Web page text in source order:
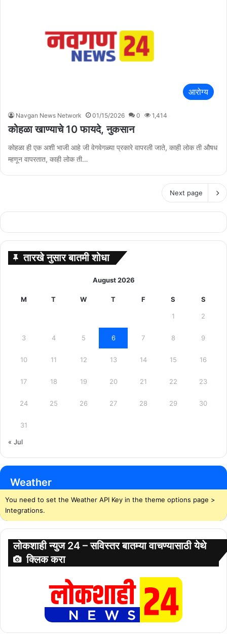
आरोग्य
Navgan News Network 01/15/2026 0 1,414
कोहळा खाण्याचे 10 फायदे, नुकसान
कोहळा ही एक अशी भाजी आहे जी वेगवेगळ्या प्रकारे वापरली जाते, काही लोक ती औषध
म्हणून वापरतात, काही लोक ती…
Next page
तारखे नुसार बातमी शोधा
August 2026
M T W T F S S
1 2
3 4 5 6 7 8 9
10 11 12 13 14 15 16
17 18 19 20 21 22 23
24 25 26 27 28 29 30
31
« Jul
Weather
You need to set the Weather API Key in the theme options page >
Integrations.
लोकशाही न्युज 24 – सविस्तर बातम्या वाचण्यासाठी येथे
क्लिक करा